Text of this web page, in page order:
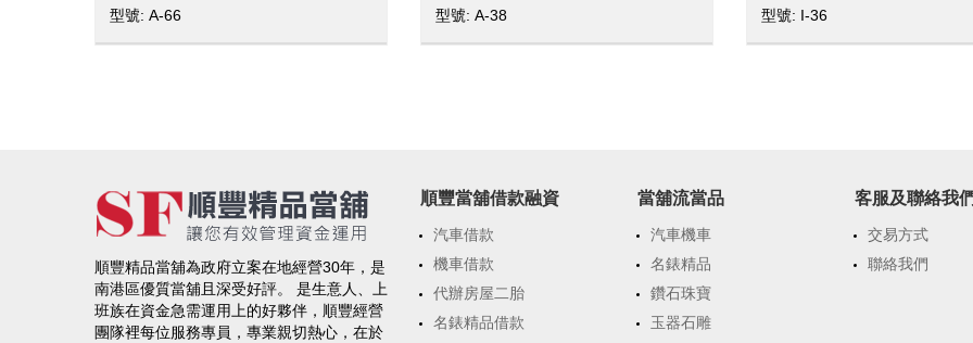
型號: A-66
型號: A-38
型號: I-36
順豐精品當舖為政府立案在地經營30年，是
南港區優質當舖且深受好評。 是生意人、上
班族在資金急需運用上的好夥伴，順豐經營
團隊裡每位服務專員，專業親切熱心，在於
順豐當舖借款融資
汽車借款
機車借款
代辦房屋二胎
名錶精品借款
當舖流當品
汽車機車
名錶精品
鑽石珠寶
玉器石雕
客服及聯絡我
交易方式
聯絡我們